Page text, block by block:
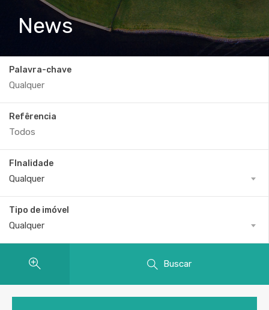
News
Palavra-chave
Refêrencia
FInalidade
Qualquer
Tipo de imóvel
Qualquer
Buscar